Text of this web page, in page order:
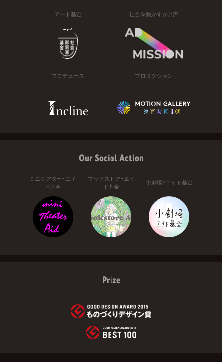
アート基金 社会を動かすかけ声
プロデュース プロダクション
Our Social Action
ミニシアター・エイ
ド基金
ブックストア・エイ
ド基金
小劇場・エイド基金
Prize